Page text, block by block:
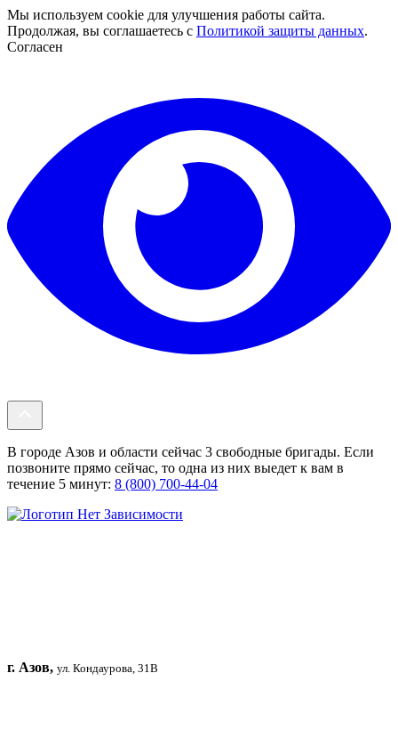
Мы используем cookie для улучшения работы сайта.
Продолжая, вы соглашаетесь с Политикой защиты данных.
Согласен
В городе Азов и области сейчас 3 свободные бригады. Если
позвоните прямо сейчас, то одна из них выедет к вам в
течение 5 минут: 8 (800) 700-44-04
г. Азов, ул. Кондаурова, 31В